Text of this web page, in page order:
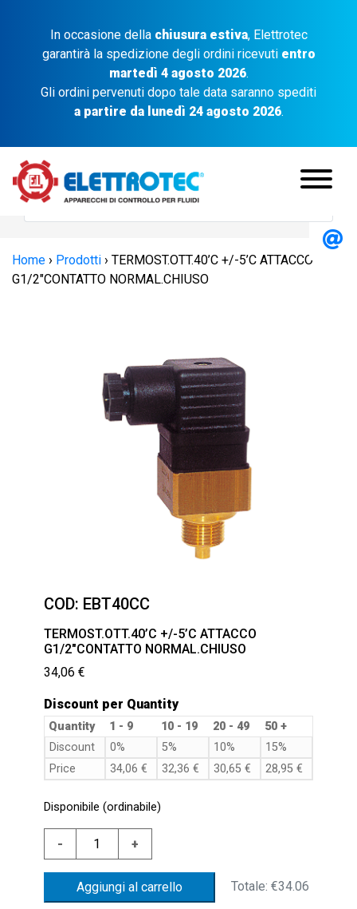
In occasione della chiusura estiva, Elettrotec
garantirà la spedizione degli ordini ricevuti entro
martedì 4 agosto 2026.
Gli ordini pervenuti dopo tale data saranno spediti
a partire da lunedì 24 agosto 2026.
Home › Prodotti › TERMOST.OTT.40’C +/-5’C ATTACCO
G1/2″CONTATTO NORMAL.CHIUSO
COD: EBT40CC
TERMOST.OTT.40’C +/-5’C ATTACCO
G1/2″CONTATTO NORMAL.CHIUSO
34,06 €
Discount per Quantity
Quantity 1 - 9 10 - 19 20 - 49
50 +
Discount
0% 5% 10%
15%
Price
34,06 € 32,36 € 30,65 € 28,95 €
Disponibile (ordinabile)
-
TERMOST.OTT.40'C
+/-5'C
ATTACCO
G1/2"CONTATTO
+
Aggiungi al carrello Totale:€34.06